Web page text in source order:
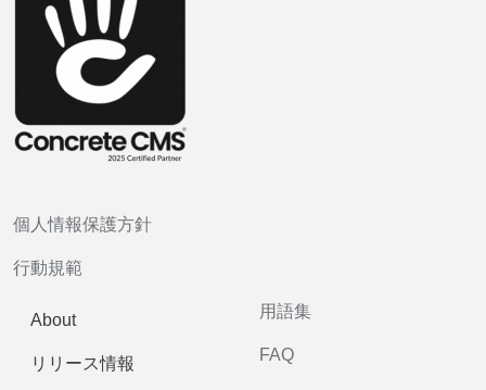
個人情報保護方針
行動規範
About
リリース情報
用語集
FAQ